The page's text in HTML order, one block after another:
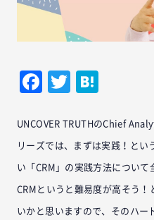
Facebook
Twitter
UNCOVER TRUTHのChief
リーズでは、まずは実践！とい
い「CRM」の実践方法について
CRMというと難易度が高そう
いかと思いますので、そのハー